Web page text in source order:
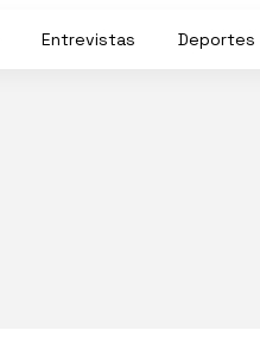
Entrevistas Deportes